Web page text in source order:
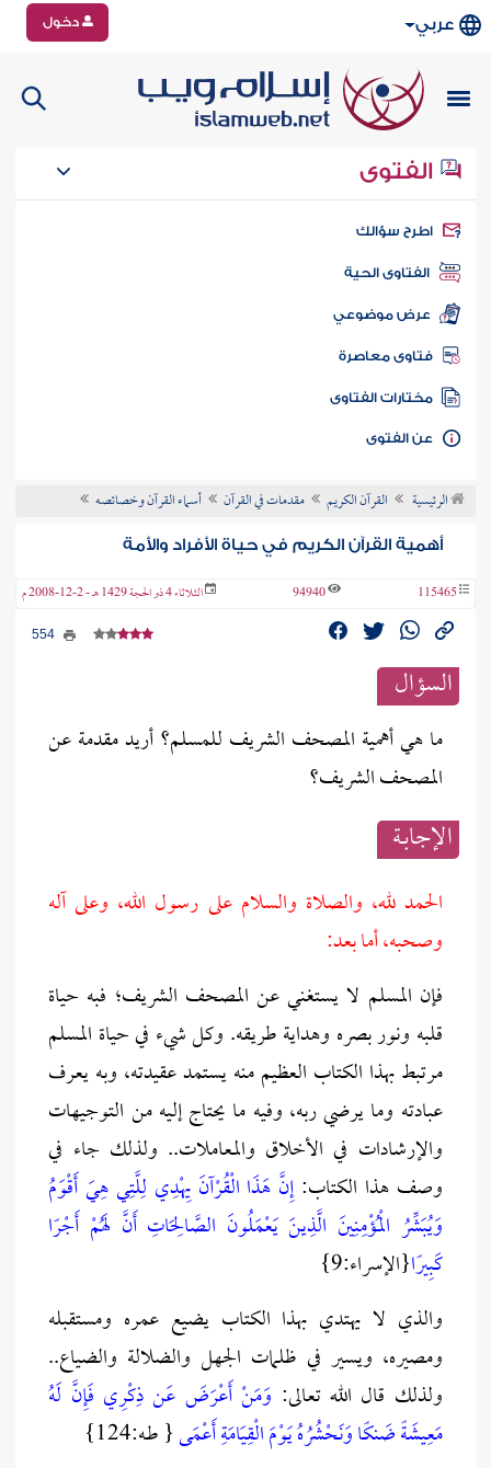
عربي دخول
الفتوى
سؤالك
الفتاوى الحية
عرض موضوعي
فتاوى معاصرة
مختارات الفتاوى
الفتوى
الرئيسية القرآن الكريم مقدمات في القرآن أسماء القرآن وخصائصه
أهمية القرآن الكريم في حياة الأفراد والأمة
115465
94940 الثلاثاء 4 ذو الحجة 1429 هـ - 2-12-2008 م
السؤال
ما هي أهمية المصحف الشريف للمسلم؟ أريد مقدمة عن
المصحف الشريف؟
الإجابــة
الحمد لله، والصلاة والسلام على رسول الله، وعلى آله
وصحبه، أما بعد:
فإن المسلم لا يستغني عن المصحف الشريف؛ فبه حياة
قلبه ونور بصره وهداية طريقه. وكل شيء في حياة المسلم
مرتبط بهذا الكتاب العظيم منه يستمد عقيدته، وبه يعرف
عبادته وما يرضي ربه، وفيه ما يحتاج إليه من التوجيهات
والإرشادات في الأخلاق والمعاملات.. ولذلك جاء في
وصف هذا الكتاب:إِنَّ هَذَا الْقُرْآنَ يِهْدِي لِلَّتِي هِيَ أَقْوَمُ
وَيُبَشِّرُ الْمُؤْمِنِينَ الَّذِينَ يَعْمَلُونَ الصَّالِحَاتِ أَنَّ لَهُمْ أَجْرًا
كَبِيرًا{الإسراء:9}
والذي لا يهتدي بهذا الكتاب يضيع عمره ومستقبله
ومصيره، ويسير في ظلمات الجهل والضلالة والضياع..
ولذلك قال الله تعالى: وَمَنْ أَعْرَضَ عَن ذِكْرِي فَإِنَّ لَهُ
مَعِيشَةً ضَنكًا وَنَحْشُرُهُ يَوْمَ الْقِيَامَةِ أَعْمَى{ طـه:124}